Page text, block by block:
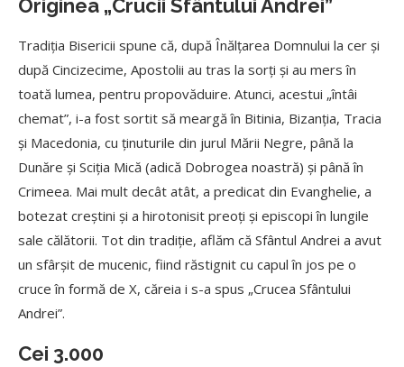
Originea „Crucii Sfântului Andrei”
Tradiția Bisericii spune că, după Înălțarea Domnului la cer și
după Cincizecime, Apostolii au tras la sorți și au mers în
toată lumea, pentru propovăduire. Atunci, acestui „întâi
chemat”, i-a fost sortit să meargă în Bitinia, Bizanția, Tracia
și Macedonia, cu ținuturile din jurul Mării Negre, până la
Dunăre și Sciția Mică (adică Dobrogea noastră) și până în
Crimeea. Mai mult decât atât, a predicat din Evanghelie, a
botezat creștini și a hirotonisit preoți și episcopi în lungile
sale călătorii. Tot din tradiție, aflăm că Sfântul Andrei a avut
un sfârșit de mucenic, fiind răstignit cu capul în jos pe o
cruce în formă de X, căreia i s-a spus „Crucea Sfântului
Andrei”.
Cei 3.000